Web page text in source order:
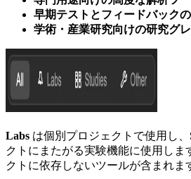
早期テストとフィードバック
学術・産業研究向けの研究グ
Labs は個別プロジェクトで使用し、
クトにまたがる実験機能に使用しま
クトに依存しないツールが含まれま